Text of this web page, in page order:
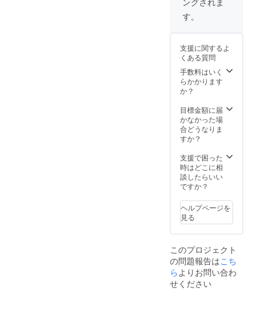
セット
い☆ ※
み ※送
付先の
住所の
再確認
をお願
す。
Instagr
お願い
致しま
果には
います
ことを
予めご
了承く
ださ
い。
ら1年。
方はご
さい。
※法令に
基づく
医療、
診療行
ござい
ませ
ん。効
果には
がござ
います
ことを
予めご
ださ
い。
分)程度
※当店で
利用い
ただけ
る金券
チケッ
トで
金券チ
ケット
はどの
コース
使い頂
けます♪
※金券チ
ケット
にまと
めてお
使い頂
けます
釣りは
出ませ
ん。ま
た、差
額があ
はオイ
メント
時間で
あり、
その他
にドラ
イヘッ
や足
湯、カ
ウンセ
リング
別途時
間がか
かりま
す。お
え〜会
計まで
全て合
わせて
180分(3
時間)程
度かか
りま
す。 ※
(38,000
×3枚
0円分)
・ヘッ
ド&アイ
ケア
コース
ケット
×3枚
(5,400
円) ・
円チ
ケット
×30枚
・5,000
ケット
×20枚
・1,000
円チ
×10枚
〈強炭
酸入浴
剤〉 通
常の入
す。
支援に関するよ
くある質問
手数料はいく
らかかります
か？
目標金額に届
かなかった場
合どうなりま
すか？
支援で困った
時はどこに相
談したらいい
ですか？
ヘルプページを
見る
このプロジェクト
の問題報告はこち
ら よりお問い合わ
せください